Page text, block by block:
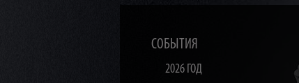
СОБЫТИЯ
2026 ГОД